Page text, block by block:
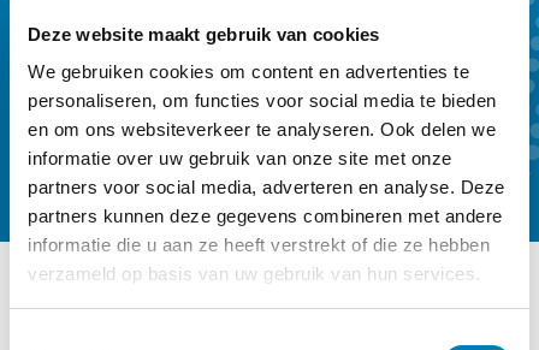
Deze website maakt gebruik van cookies
We gebruiken cookies om content en advertenties te
personaliseren, om functies voor social media te bieden
en om ons websiteverkeer te analyseren. Ook delen we
informatie over uw gebruik van onze site met onze
partners voor social media, adverteren en analyse. Deze
partners kunnen deze gegevens combineren met andere
informatie die u aan ze heeft verstrekt of die ze hebben
verzameld op basis van uw gebruik van hun services.
59,- per jaar.
Kennismaken Abonneren